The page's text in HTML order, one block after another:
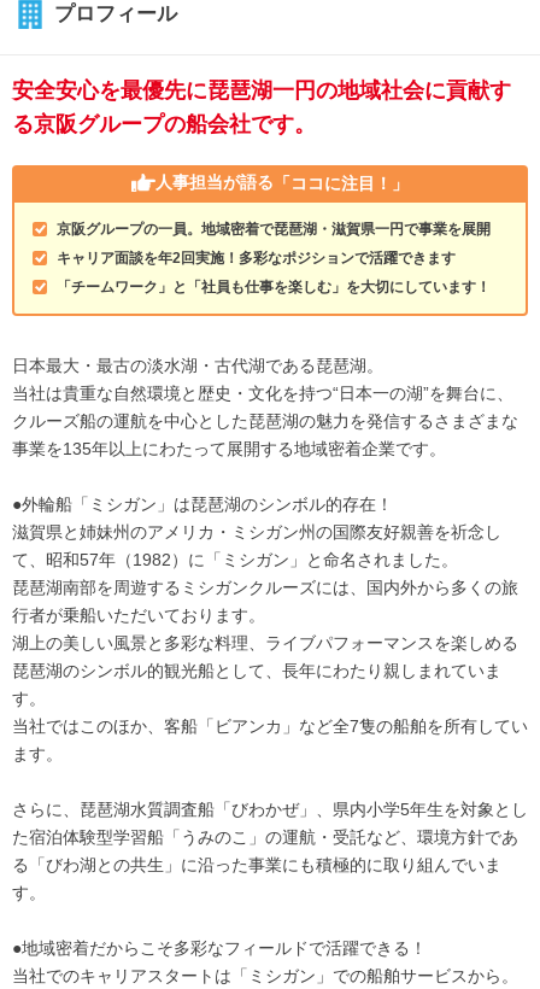
プロフィール
安全安心を最優先に琵琶湖一円の地域社会に貢献す
る京阪グループの船会社です。
人事担当が語る 「ココに注目！」
京阪グループの一員。地域密着で琵琶湖・滋賀県一円で事業を展開
キャリア面談を年2回実施！多彩なポジションで活躍できます
「チームワーク」と「社員も仕事を楽しむ」を大切にしています！
日本最大・最古の淡水湖・古代湖である琵琶湖。
当社は貴重な自然環境と歴史・文化を持つ“日本一の湖”を舞台に、
クルーズ船の運航を中心とした琵琶湖の魅力を発信するさまざまな
事業を135年以上にわたって展開する地域密着企業です。
●外輪船「ミシガン」は琵琶湖のシンボル的存在！
滋賀県と姉妹州のアメリカ・ミシガン州の国際友好親善を祈念し
て、昭和57年（1982）に「ミシガン」と命名されました。
琵琶湖南部を周遊するミシガンクルーズには、国内外から多くの旅
行者が乗船いただいております。
湖上の美しい風景と多彩な料理、ライブパフォーマンスを楽しめる
琵琶湖のシンボル的観光船として、長年にわたり親しまれていま
す。
当社ではこのほか、客船「ビアンカ」など全7隻の船舶を所有してい
ます。
さらに、琵琶湖水質調査船「びわかぜ」、県内小学5年生を対象とし
た宿泊体験型学習船「うみのこ」の運航・受託など、環境方針であ
る「びわ湖との共生」に沿った事業にも積極的に取り組んでいま
す。
●地域密着だからこそ多彩なフィールドで活躍できる！
当社でのキャリアスタートは「ミシガン」での船舶サービスから。